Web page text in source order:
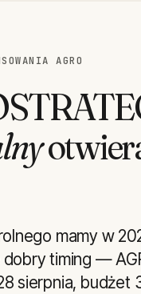
AGRO
mamy w
timing —
sierpnia, budżet